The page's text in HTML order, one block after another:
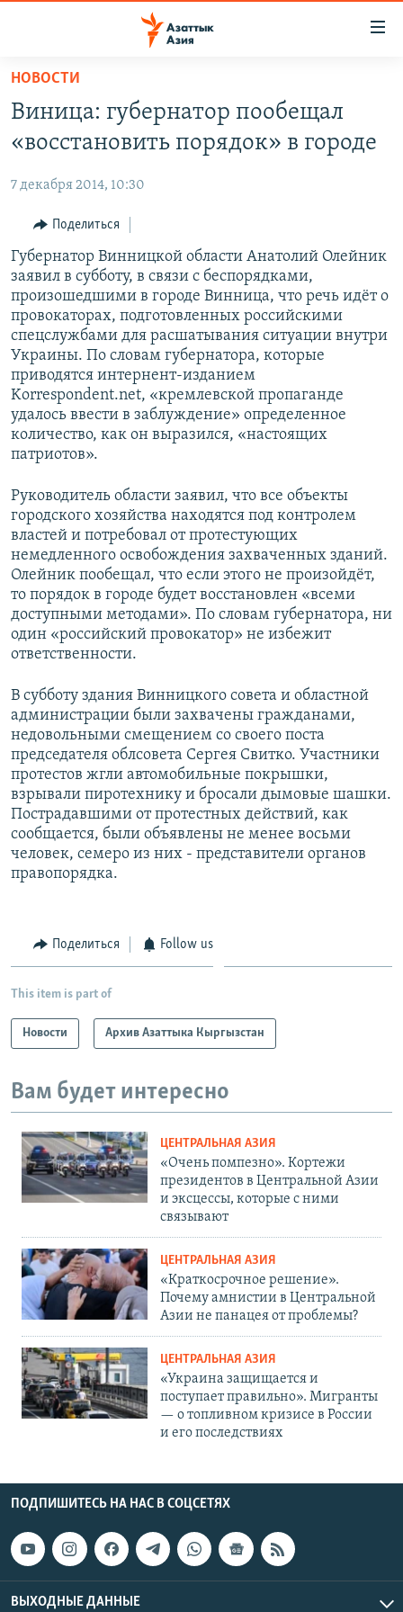
Вернуться
основному
содержанию
навигации
Вернутся
поиску
ЦЕНТРАЛЬНАЯ АЗИЯ
УЗБЕКИСТАН
ТАДЖИКИСТАН
НОВОСТИ
НА ДРУГИХ ЯЗЫКАХ
ҚАЗАҚША
КЫРГЫЗЧА
ЎЗБЕКЧА
ТОҶИКӢ
TÜRKMENÇE
Все сайты РСЕ/РС
НОВОСТИ
Виница: губернатор пообещал
«восстановить порядок» в городе
7 декабря 2014, 10:30
Поделиться
Губернатор Винницкой области Анатолий Олейник
заявил в субботу, в связи с беспорядками,
произошедшими в городе Винница, что речь идёт о
провокаторах, подготовленных российскими
спецслужбами для расшатывания ситуации внутри
Украины. По словам губернатора, которые
приводятся интернент-изданием
Korrespondent.net, «кремлевской пропаганде
удалось ввести в заблуждение» определенное
количество, как он выразился, «настоящих
патриотов».
Руководитель области заявил, что все объекты
городского хозяйства находятся под контролем
властей и потребовал от протестующих
немедленного освобождения захваченных зданий.
Олейник пообещал, что если этого не произойдёт,
то порядок в городе будет восстановлен «всеми
доступными методами». По словам губернатора, ни
один «российский провокатор» не избежит
ответственности.
В субботу здания Винницкого совета и областной
администрации были захвачены гражданами,
недовольными смещением со своего поста
председателя облсовета Сергея Свитко. Участники
протестов жгли автомобильные покрышки,
взрывали пиротехнику и бросали дымовые шашки.
Пострадавшими от протестных действий, как
сообщается, были объявлены не менее восьми
человек, семеро из них - представители органов
правопорядка.
Поделиться Follow us
This item is part of
Новости Архив Азаттыка Кыргызстан
Вам будет интересно
ЦЕНТРАЛЬНАЯ АЗИЯ
«Очень помпезно». Кортежи
президентов в Центральной Азии
и эксцессы, которые с ними
связывают
ЦЕНТРАЛЬНАЯ АЗИЯ
«Краткосрочное решение».
Почему амнистии в Центральной
Азии не панацея от проблемы?
ЦЕНТРАЛЬНАЯ АЗИЯ
«Украина защищается и
поступает правильно». Мигранты
— о топливном кризисе в России
и его последствиях
ПОДПИШИТЕСЬ НА НАС В СОЦСЕТЯХ
ВЫХОДНЫЕ ДАННЫЕ